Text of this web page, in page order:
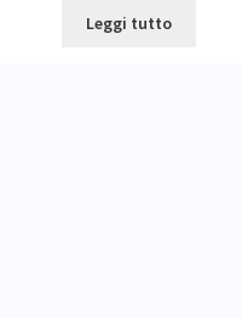
Leggi tutto